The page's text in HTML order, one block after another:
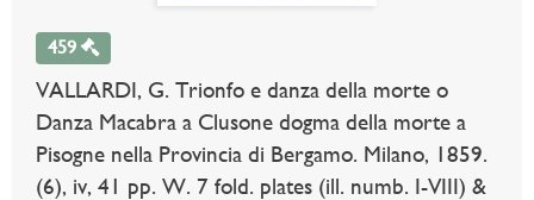
459
VALLARDI, G. Trionfo e danza della morte o
Danza Macabra a Clusone dogma della morte a
Pisogne nella Provincia di Bergamo. Milano, 1859.
(6), iv, 41 pp. W. 7 fold. plates (ill. numb. I-VIII) &